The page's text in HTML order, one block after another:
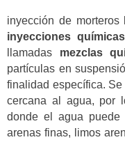
inyección de
inyecciones químicas
llamadas mezclas
partículas en
finalidad específica.
cercana al agua, por
donde el agua puede
arenas finas, limos